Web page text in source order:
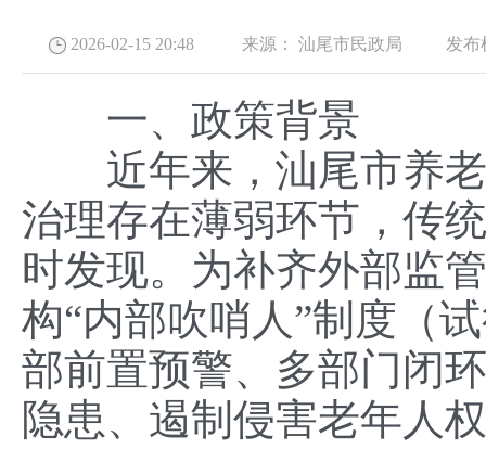
2026-02-15 20:48 来源： 汕尾市民政局 发布
一、政策背景
近年来，汕尾市养老
治理存在薄弱环节，传
时发现。为补齐外部监
构“内部吹哨人”制度（
部前置预警、多部门闭
隐患、遏制侵害老年人